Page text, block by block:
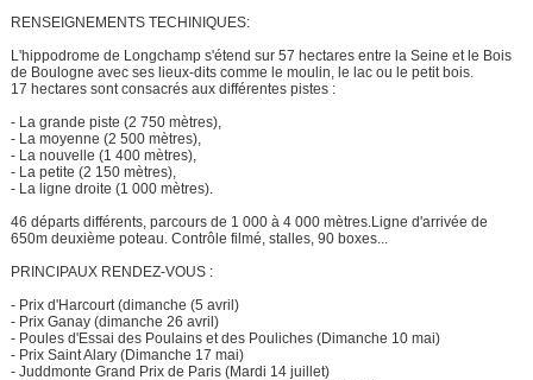
RENSEIGNEMENTS TECHINIQUES:
L'hippodrome de Longchamp s'étend sur 57 hectares entre la Seine et le Bois
de Boulogne avec ses lieux-dits comme le moulin, le lac ou le petit bois.
17 hectares sont consacrés aux différentes pistes :
- La grande piste (2 750 mètres),
- La moyenne (2 500 mètres),
- La nouvelle (1 400 mètres),
- La petite (2 150 mètres),
- La ligne droite (1 000 mètres).
46 départs différents, parcours de 1 000 à 4 000 mètres.Ligne d'arrivée de
650m deuxième poteau. Contrôle filmé, stalles, 90 boxes...
PRINCIPAUX RENDEZ-VOUS :
- Prix d'Harcourt (dimanche (5 avril)
- Prix Ganay (dimanche 26 avril)
- Poules d'Essai des Poulains et des Pouliches (Dimanche 10 mai)
- Prix Saint Alary (Dimanche 17 mai)
- Juddmonte Grand Prix de Paris (Mardi 14 juillet)